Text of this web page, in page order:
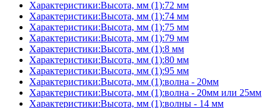
Характеристики:Высота, мм (1):72 мм
Характеристики:Высота, мм (1):74 мм
Характеристики:Высота, мм (1):75 мм
Характеристики:Высота, мм (1):79 мм
Характеристики:Высота, мм (1):8 мм
Характеристики:Высота, мм (1):80 мм
Характеристики:Высота, мм (1):95 мм
Характеристики:Высота, мм (1):волна - 20мм
Характеристики:Высота, мм (1):волна - 20мм или 25мм
Характеристики:Высота, мм (1):волны - 14 мм